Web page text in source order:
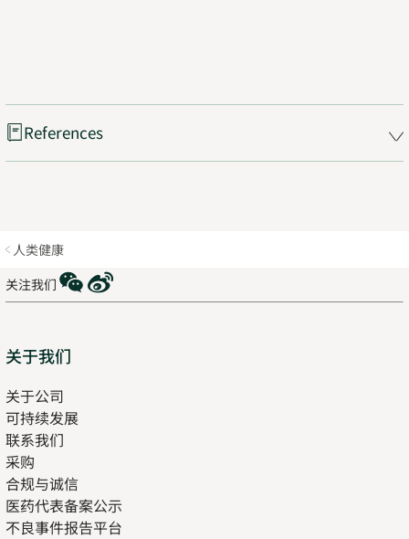
References
人类健康
关注我们
WeChat
Weibo
Sitemap
关于我们
关于公司
可持续发展
联系我们
采购
合规与诚信
医药代表备案公示
不良事件报告平台